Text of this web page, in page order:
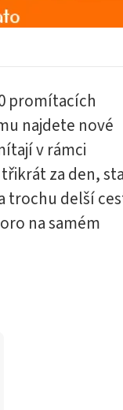
promítacích
najdete nové
v rámci
za den,
trochu delší
na samém